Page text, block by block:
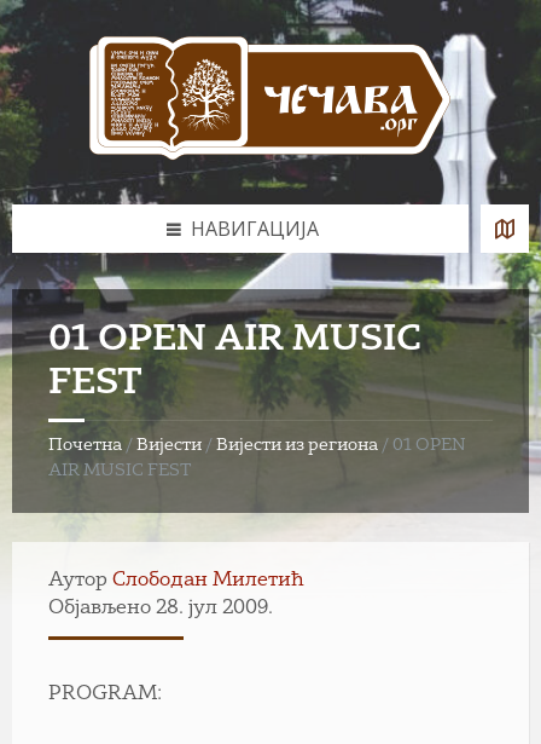
Skip
to
content
Skip
to
left
sidebar
Skip
to
footer
НАВИГАЦИЈА
01 OPEN AIR MUSIC
FEST
Почетна / Вијести / Вијести из региона / 01 OPEN
AIR MUSIC FEST
Аутор Слободан Милетић
Објављено 28. јул 2009.
PROGRAM: